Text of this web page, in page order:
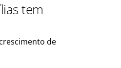
tem
de